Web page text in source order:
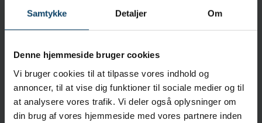
Samtykke Detaljer Om
Denne hjemmeside bruger cookies
Vi bruger cookies til at tilpasse vores indhold og
annoncer, til at vise dig funktioner til sociale medier og til
at analysere vores trafik. Vi deler også oplysninger om
din brug af vores hjemmeside med vores partnere inden
strikning forhindrer, at stoffet går op, hvilket
skaber et endnu mere holdbart stof med stærke
renrum. De har god absorptionskapacitet med
opløsningsmidler og er modstandsdygtige over for
slid og kemikalier. Der findes en valideret steril
version tilgængelig.